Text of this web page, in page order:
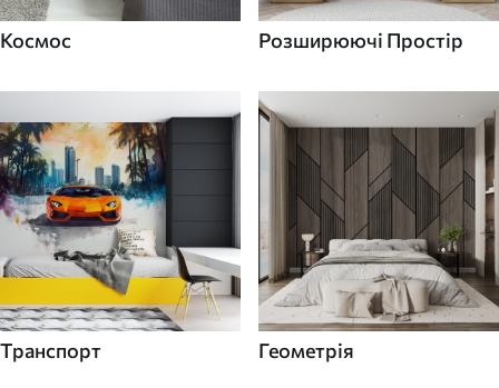
Космос Розширюючі Простір
Транспорт Геометрія